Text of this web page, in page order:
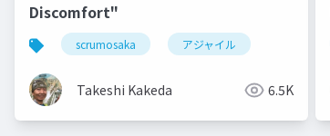
Discomfort"
scrumosaka アジャイル
Takeshi Kakeda 6.5K